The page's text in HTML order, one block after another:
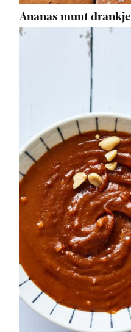
Ananas munt drankje